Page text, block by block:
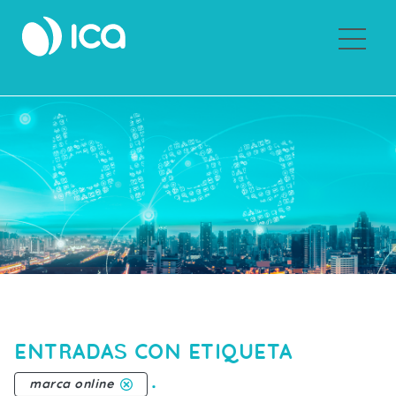
ENTRADAS CON ETIQUETA
marca online .